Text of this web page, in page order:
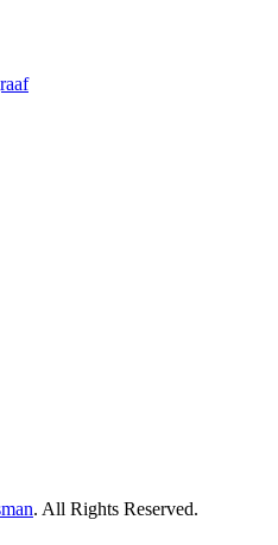
. All Rights Reserved.